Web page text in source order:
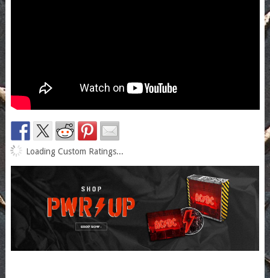
Loading Custom Ratings...